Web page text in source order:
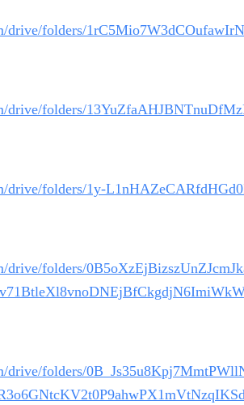
drive/folders/
drive/folders/
drive/folders/1y-
drive/folders/
drive/folders/